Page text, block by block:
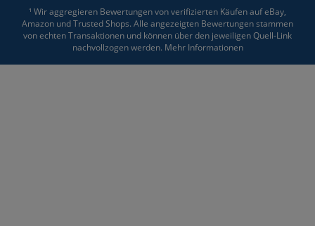
¹ Wir aggregieren Bewertungen von verifizierten Käufen auf eBay,
Amazon und Trusted Shops. Alle angezeigten Bewertungen stammen
von echten Transaktionen und können über den jeweiligen Quell-Link
nachvollzogen werden. Mehr Informationen